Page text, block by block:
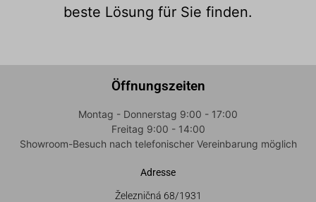
beste Lösung für Sie finden.
Öffnungszeiten
Montag - Donnerstag 9:00 - 17:00
Freitag 9:00 - 14:00
Showroom-Besuch nach telefonischer Vereinbarung möglich
Adresse
Železničná 68/1931